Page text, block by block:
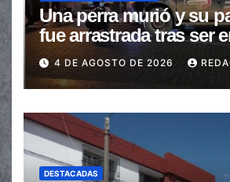
Una perra murió y su
fue arrastrada tras ser
en la senda peatonal
4 DE AGOSTO DE 2026
DESTACADAS